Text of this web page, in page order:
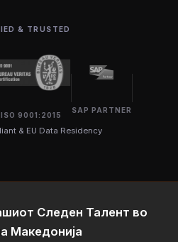
& TRUSTED
ISO 9001:2015
SAP PARTNER
& EU Data Residency
Следен Талент во
Македонија